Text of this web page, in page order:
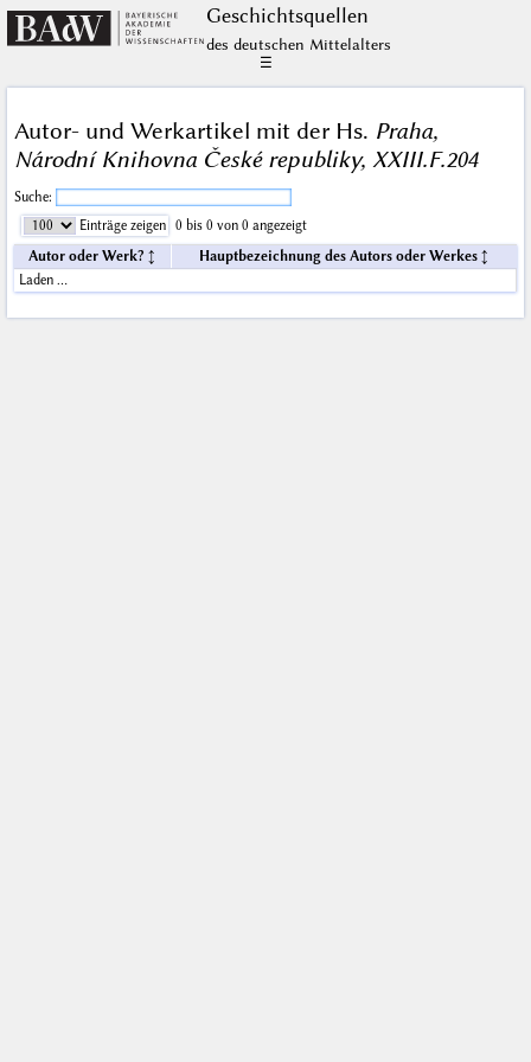
Geschichts­quellen
des deutschen Mittelalters
☰
Autor- und Werkartikel mit der Hs. Praha,
Národní Knihovna České republiky, XXIII.F.204
Suche:
Einträge zeigen
0 bis 0 von 0 angezeigt
Autor oder Werk?
Hauptbezeichnung des Autors oder Werkes
Laden …